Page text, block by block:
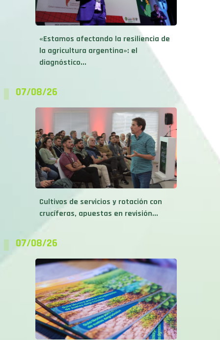
«Estamos afectando la resiliencia de
la agricultura argentina»: el
diagnóstico...
07/08/26
Cultivos de servicios y rotación con
crucíferas, apuestas en revisión...
07/08/26